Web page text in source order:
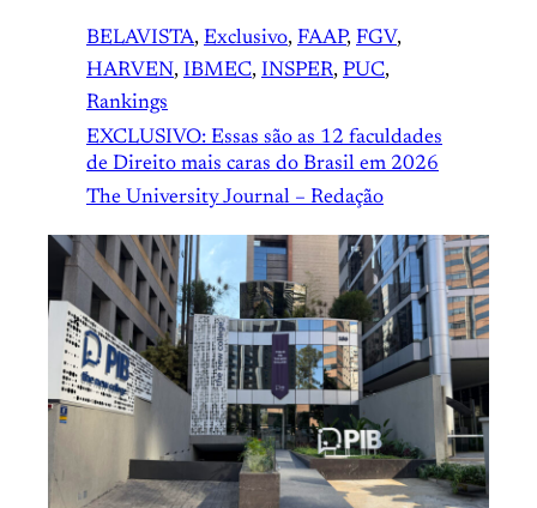
BELAVISTA, Exclusivo, FAAP, FGV
HARVEN, IBMEC, INSPER, PUC
Rankings
EXCLUSIVO: Essas são as 12 faculdades
de Direito mais caras do Brasil em 2026
The University Journal – Redação